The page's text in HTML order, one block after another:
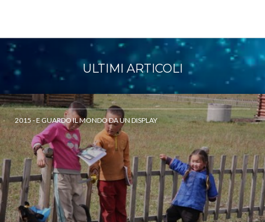
ULTIMI ARTICOLI
2015 - E GUARDO IL MONDO DA UN DISPLAY